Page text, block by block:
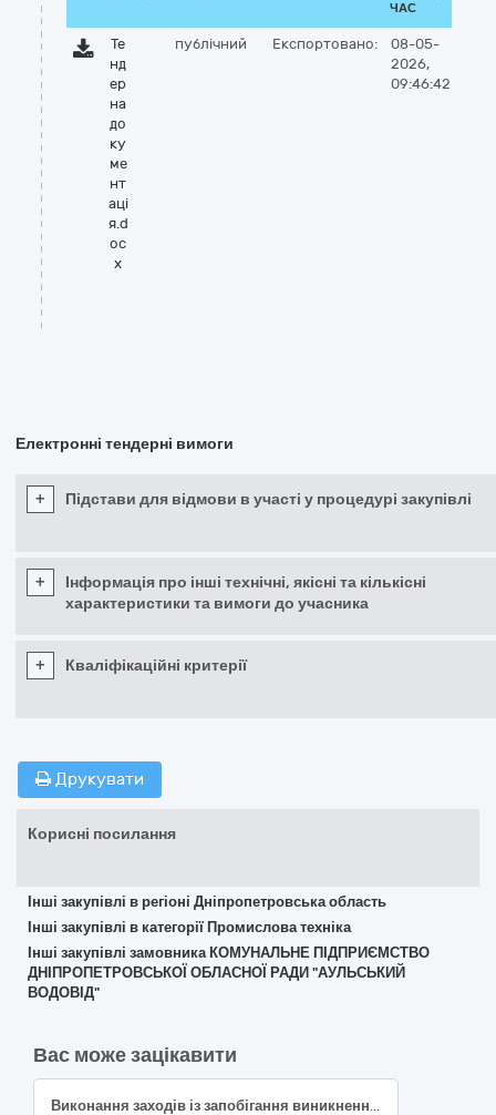
ЧАС
Те
нд
ер
на
до
ку
ме
нт
аці
я.d
oc
x
публічний Експортовано:
08-05-
2026,
09:46:42
Електронні тендерні вимоги
+ Підстави для відмови в участі у процедурі закупівлі
+
Інформація про інші технічні, якісні та кількісні
характеристики та вимоги до учасника
+ Кваліфікаційні критерії
Друкувати
Корисні посилання
Інші закупівлі в регіоні Дніпропетровська область
Інші закупівлі в категорії Промислова техніка
Інші закупівлі замовника КОМУНАЛЬНЕ ПІДПРИЄМСТВО
ДНІПРОПЕТРОВСЬКОЇ ОБЛАСНОЇ РАДИ "АУЛЬСЬКИЙ
ВОДОВІД"
Вас може зацікавити
Виконання заходів із запобігання виникненню надзвичайних ситуацій техногенного, природного, соціального характеру (придбання матеріалів і обладнання, що здійснюються за підтримки United Nations Children’s Fund (ЮНІСЕФ))